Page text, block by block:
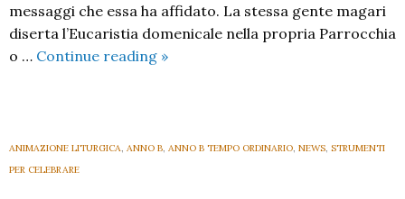
messaggi che essa ha affidato. La stessa gente magari
diserta l’Eucaristia domenicale nella propria Parrocchia
o … Continue reading XIV
Ordinario
»
ANIMAZIONE LITURGICA, ANNO B, ANNO B TEMPO ORDINARIO, NEWS, STRUMENTI
PER CELEBRARE